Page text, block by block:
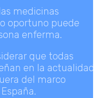
medicinas
oportuno puede
enferma.
que todas
en la actualidad
del marco